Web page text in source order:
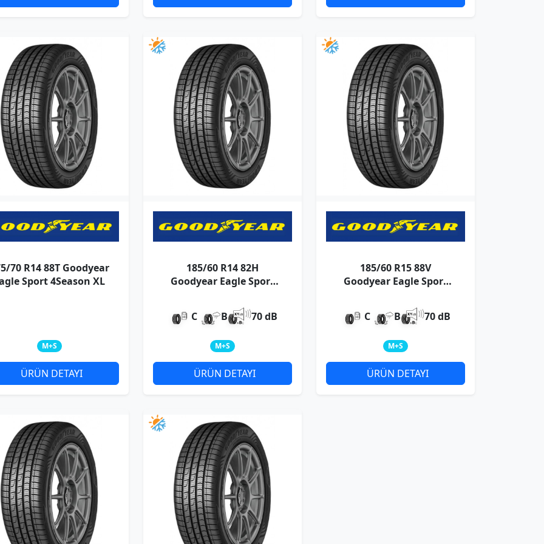
70 R14 88T Goodyear
Sport 4Season XL
M+S
ÜRÜN DETAYI
185/60 R14 82H
Goodyear Eagle Sport
C
B 70 dB
M+S
ÜRÜN DETAYI
185/60 R15 88V
Goodyear Eagle Sport
C
B 70 dB
M+S
ÜRÜN DETAYI